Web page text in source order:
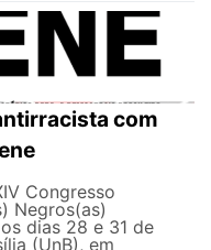
com
Congresso
Negros(as)
dias 28 e 31 de
(UnB), em